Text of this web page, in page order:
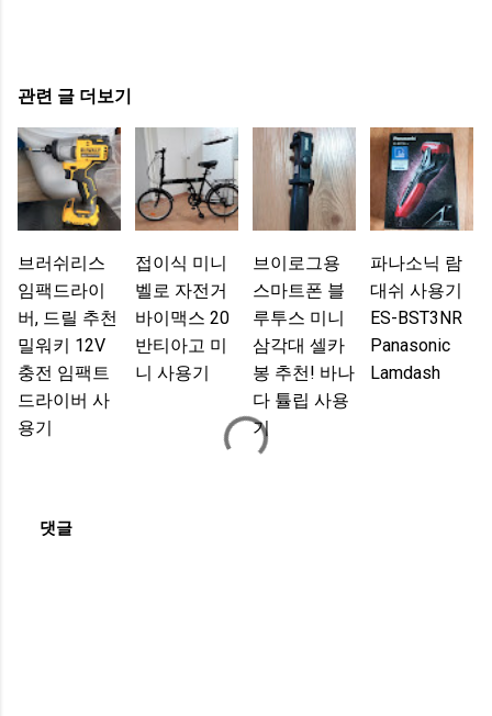
관련 글 더보기
브러쉬리스
임팩드라이
버, 드릴 추천
밀워키 12V
충전 임팩트
드라이버 사
용기
접이식 미니
벨로 자전거
바이맥스 20
반티아고 미
니 사용기
브이로그용
스마트폰 블
루투스 미니
삼각대 셀카
봉 추천! 바나
다 튤립 사용
기
파나소닉 람
대쉬 사용기
ES-BST3NR
Panasonic
Lamdash
댓글